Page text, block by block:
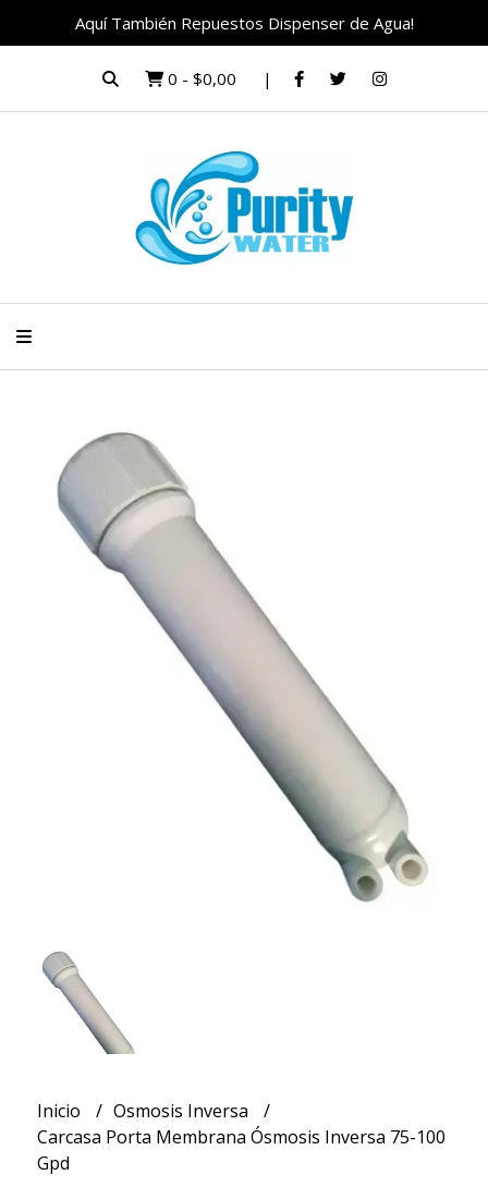
Aquí También Repuestos Dispenser de Agua!
0 - $0,00
Inicio
Osmosis Inversa
Carcasa Porta Membrana Ósmosis Inversa 75-100
Gpd